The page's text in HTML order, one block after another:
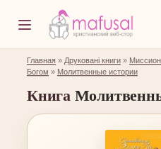
Главная » Друковані книги »
Богом » Молитвенные истории
Книга